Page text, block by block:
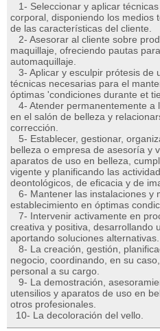
1- Seleccionar y aplicar
corporal, disponiendo los medios
de las características del cliente.
2- Asesorar al cliente sobre
maquillaje, ofreciendo pautas
automaquillaje.
3- Aplicar y esculpir prótesis de
técnicas necesarias para el
óptimas 'condiciones durante et
4- Atender permanentemente a
en el salón de belleza y
corrección.
5- Establecer, gestionar,
belleza o empresa de asesoría y
aparatos de uso en belleza,
vigente y planificando las
deontológicos, de eficacia y de
6- Mantener las instalaciones y
establecimiento en óptimas
7- Intervenir activamente en
creativa y positiva, desarrollando
aportando soluciones alternativas.
8- La creación, gestión,
negocio, coordinando, en su
personal a su cargo.
9- La demostración,
utensilios y aparatos de uso en
otros profesionales.
10- La decoloración del vello.